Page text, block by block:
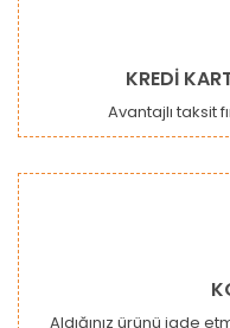
KREDİ
Avantajlı taksit
Aldığınız ürünü iade